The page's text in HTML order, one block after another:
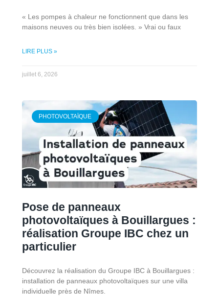
« Les pompes à chaleur ne fonctionnent que dans les
maisons neuves ou très bien isolées. » Vrai ou faux
LIRE PLUS »
juillet 6, 2026
PHOTOVOLTAÏQUE
Pose de panneaux
photovoltaïques à Bouillargues :
réalisation Groupe IBC chez un
particulier
Découvrez la réalisation du Groupe IBC à Bouillargues :
installation de panneaux photovoltaïques sur une villa
individuelle près de Nîmes.